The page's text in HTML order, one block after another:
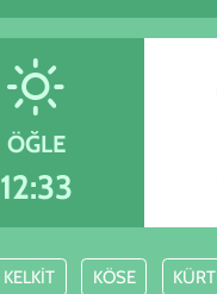
ÖĞLE
12:33
KELKİT KÖSE